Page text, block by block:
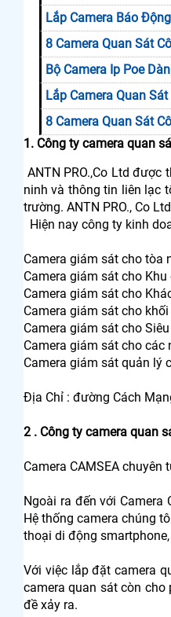
Lắp Camera Báo
8 Camera Quan Sát
Bộ Camera Ip Poe
Lắp Camera Quan
8 Camera Quan Sát
1. Công ty camera quan
ANTN PRO.,Co Ltd
ninh và thông tin liên lạc
trường. ANTN PRO., Co
Hiện nay công ty kinh
Camera giám sát cho tòa
Camera giám sát cho
Camera giám sát cho
Camera giám sát cho
Camera giám sát cho
Camera giám sát cho các
Camera giám sát quản lý
Địa Chỉ : đường Cách
2 . Công ty camera quan
Camera CAMSEA
Ngoài ra đến với
Hệ thống camera chúng
thoại di động
Với việc lắp đặt camera
camera quan sát còn
đề xảy ra.